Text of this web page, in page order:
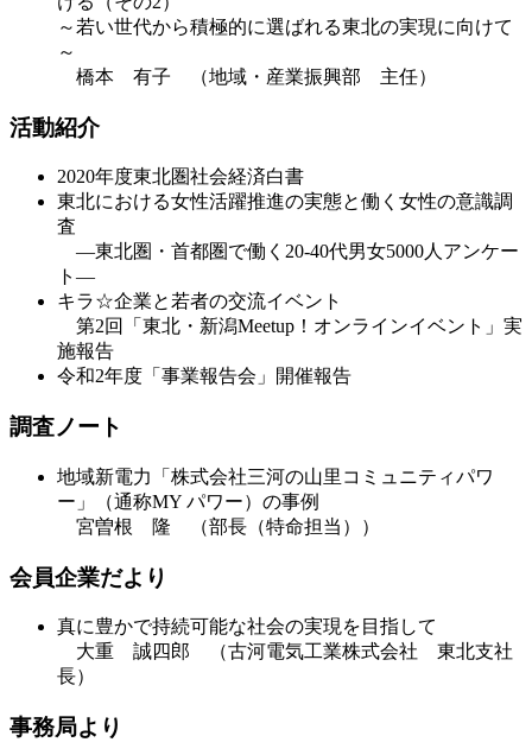
～若い世代から積極的に選ばれる東北の実現に向けて
～
橋本 有子 （地域・産業振興部 主任）
活動紹介
2020年度東北圏社会経済白書
東北における女性活躍推進の実態と働く女性の意識調
査
―東北圏・首都圏で働く20-40代男女5000人アンケー
ト―
キラ☆企業と若者の交流イベント
第2回「東北・新潟Meetup！オンラインイベント」実
施報告
令和2年度「事業報告会」開催報告
調査ノート
地域新電力「株式会社三河の山里コミュニティパワ
ー」（通称MY パワー）の事例
宮曽根 隆 （部長（特命担当））
会員企業だより
真に豊かで持続可能な社会の実現を目指して
大重 誠四郎 （古河電気工業株式会社 東北支社
長）
事務局より